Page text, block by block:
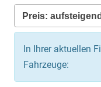
In Ihrer aktuellen
Fahrzeuge: